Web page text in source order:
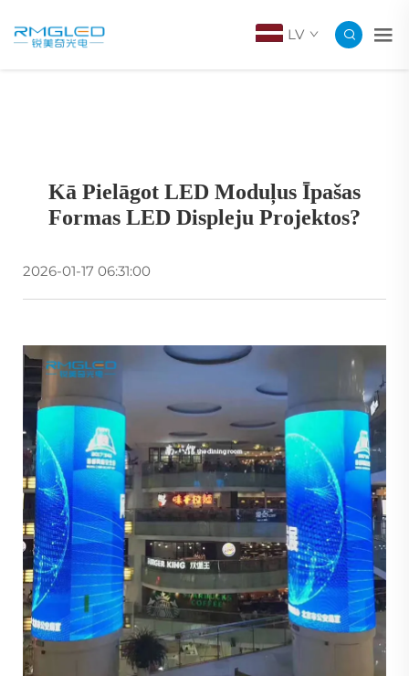
LV
Kā Pielāgot LED Moduļus Īpašas
Formas LED Displeju Projektos?
2026-01-17 06:31:00